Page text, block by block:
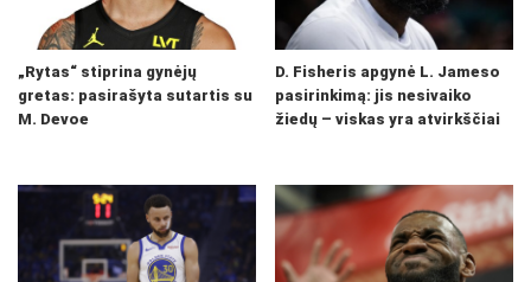
„Rytas“ stiprina gynėjų
gretas: pasirašyta sutartis su
M. Devoe
D. Fisheris apgynė L. Jameso
pasirinkimą: jis nesivaiko
žiedų – viskas yra atvirkščiai